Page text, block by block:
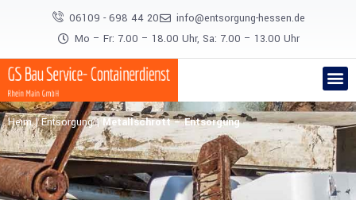
06109 - 698 44 20
info@entsorgung-hessen.de
Mo – Fr: 7.00 – 18.00 Uhr, Sa: 7.00 – 13.00 Uhr
Heim|Entsorgung|Metallschrott – Entsorgung